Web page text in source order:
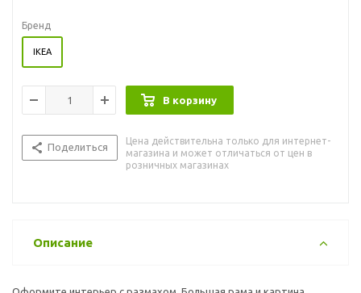
Бренд
IKEA
В корзину
Поделиться
Цена действительна только для интернет-
магазина и может отличаться от цен в
розничных магазинах
Описание